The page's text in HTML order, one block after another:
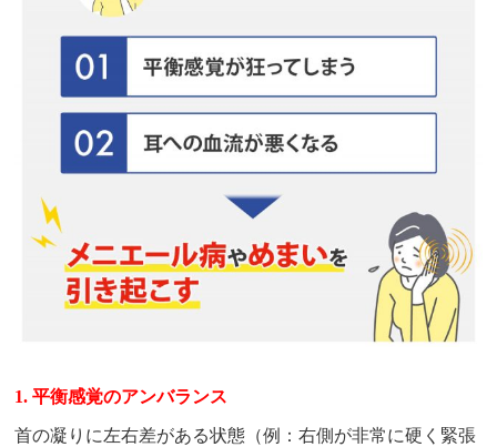
1. 平衡感覚のアンバランス
首の凝りに左右差がある状態（例：右側が非常に硬く緊張